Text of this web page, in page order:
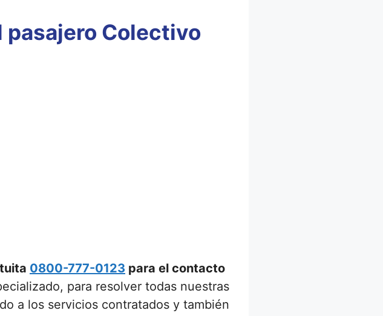
Colectivo
0800-777-0123 para el contacto
para resolver todas nuestras
a los servicios contratados y también